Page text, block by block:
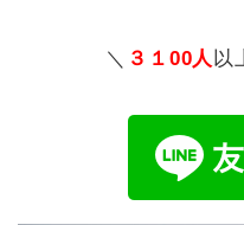
＼ ３１ 00人 以